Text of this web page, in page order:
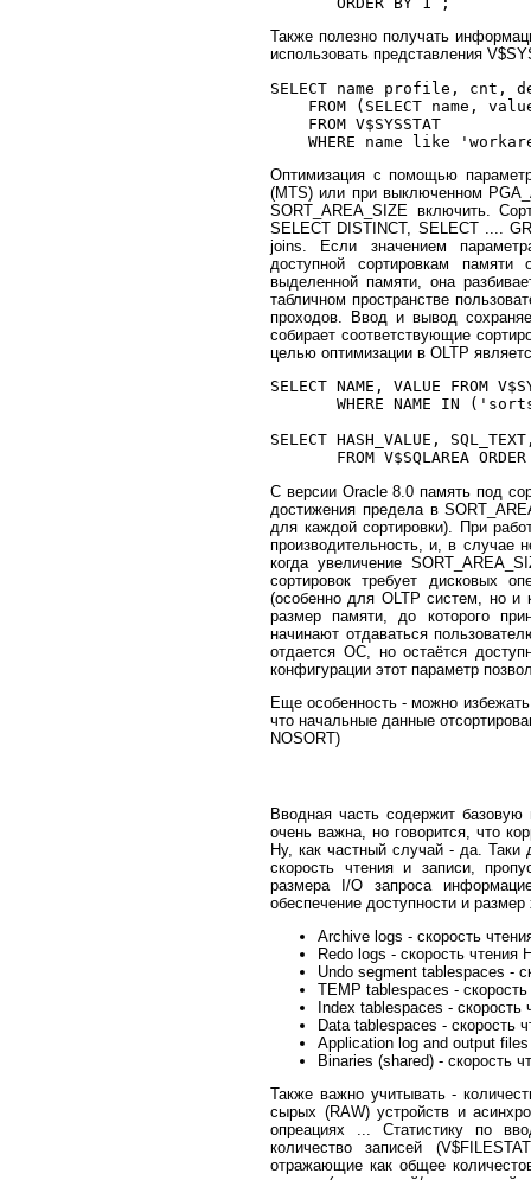
Также полезно получать
использовать представления
SELECT name profile,
FROM (SELECT name,
    FROM V$SYSSTAT
Оптимизация с помощью
(MTS) или при выключенном
SORT_AREA_SIZE включить.
SELECT DISTINCT, SELECT ....
joins. Если значением
доступной сортировкам
выделенной памяти, она
табличном пространстве
проходов. Ввод и вывод
собирает соответствующие
целью оптимизации в OLTP
SELECT NAME, VALUE FROM
WHERE NAME IN
SELECT HASH_VALUE,
С версии Oracle 8.0 память под
достижения предела в
для каждой сортировки). При
производительность, и, в случае
когда увеличение
сортировок требует дисковых
(особенно для OLTP систем, но и
размер памяти, до которого
начинают отдаваться
отдается ОС, но остаётся
конфигурации этот параметр
Еще особенность - можно избежать
что начальные данные
NOSORT)
Вводная часть содержит
очень важна, но говорится, что
Ну, как частный случай - да.
скорость чтения и записи,
размера I/O запроса
обеспечение доступности и
Archive logs - скорость
Redo logs - скорость чтения
Undo segment tablespaces -
TEMP tablespaces - скорость
Index tablespaces - скорость
Data tablespaces - скорость
Application log and output files
Binaries (shared) - скорость
Также важно учитывать -
сырых (RAW) устройств и
опреациях ... Статистику по
количество записей
отражающие как общее